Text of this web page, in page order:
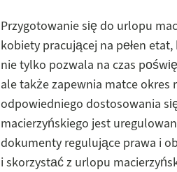
Przygotowanie się do urlopu
kobiety pracującej na pełen
nie tylko pozwala na czas
ale także zapewnia matce
odpowiedniego dostosowania
macierzyńskiego jest
dokumenty regulujące prawa i
i skorzystać z urlopu